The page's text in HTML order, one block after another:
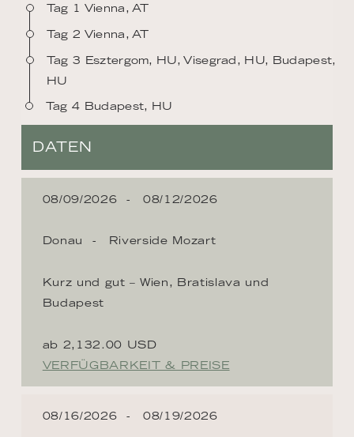
Tag 1 Vienna, AT
Tag 2 Vienna, AT
Tag 3 Esztergom, HU, Visegrad, HU, Budapest,
HU
Tag 4 Budapest, HU
DATEN
08/09/2026 08/12/2026
Donau Riverside Mozart
Kurz und gut – Wien, Bratislava und
Budapest
ab 2,132.00 USD
VERFÜGBARKEIT & PREISE
08/16/2026 08/19/2026